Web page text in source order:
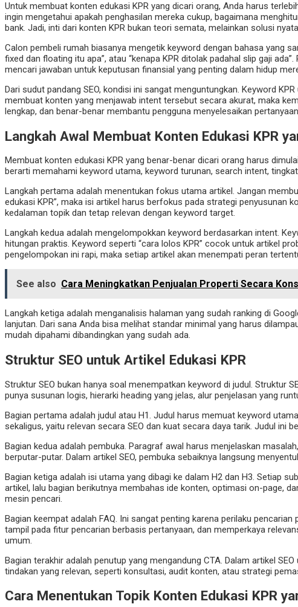
Untuk membuat konten edukasi KPR yang dicari orang, Anda harus
ingin mengetahui apakah penghasilan mereka cukup, bagaimana
bank. Jadi, inti dari konten KPR bukan teori semata, melainkan solusi
Calon pembeli rumah biasanya mengetik keyword dengan bahasa yang
fixed dan floating itu apa”, atau “kenapa KPR ditolak padahal slip gaji
mencari jawaban untuk keputusan finansial yang penting dalam hidup
Dari sudut pandang SEO, kondisi ini sangat menguntungkan. Keyword
membuat konten yang menjawab intent tersebut secara akurat, maka
lengkap, dan benar-benar membantu pengguna menyelesaikan
Langkah Awal Membuat Konten Edukasi KPR
Membuat konten edukasi KPR yang benar-benar dicari orang harus
berarti memahami keyword utama, keyword turunan, search intent,
Langkah pertama adalah menentukan fokus utama artikel. Jangan
edukasi KPR”, maka isi artikel harus berfokus pada strategi penyusunan
kedalaman topik dan tetap relevan dengan keyword target.
Langkah kedua adalah mengelompokkan keyword berdasarkan intent.
hitungan praktis. Keyword seperti “cara lolos KPR” cocok untuk artikel
pengelompokan ini rapi, maka setiap artikel akan menempati peran
See also Cara Meningkatkan Penjualan Properti Secara
Langkah ketiga adalah menganalisis halaman yang sudah ranking di
lanjutan. Dari sana Anda bisa melihat standar minimal yang harus
mudah dipahami dibandingkan yang sudah ada.
Struktur SEO untuk Artikel Edukasi KPR
Struktur SEO bukan hanya soal menempatkan keyword di judul. Struktur
punya susunan logis, hierarki heading yang jelas, alur penjelasan yang
Bagian pertama adalah judul atau H1. Judul harus memuat keyword
sekaligus, yaitu relevan secara SEO dan kuat secara daya tarik. Judul ini
Bagian kedua adalah pembuka. Paragraf awal harus menjelaskan
berputar-putar. Dalam artikel SEO, pembuka sebaiknya langsung
Bagian ketiga adalah isi utama yang dibagi ke dalam H2 dan H3. Setiap
artikel, lalu bagian berikutnya membahas ide konten, optimasi on-page,
mesin pencari.
Bagian keempat adalah FAQ. Ini sangat penting karena perilaku
tampil pada fitur pencarian berbasis pertanyaan, dan memperkaya
umum.
Bagian terakhir adalah penutup yang mengandung CTA. Dalam artikel
tindakan yang relevan, seperti konsultasi, audit konten, atau strategi
Cara Menentukan Topik Konten Edukasi KPR